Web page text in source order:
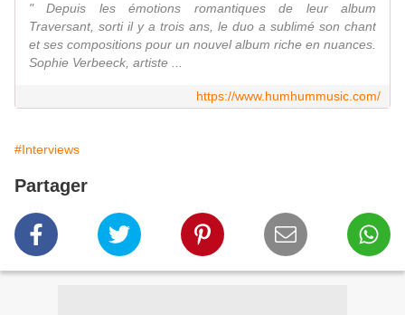
" Depuis les émotions romantiques de leur album
Traversant, sorti il y a trois ans, le duo a sublimé son chant
et ses compositions pour un nouvel album riche en nuances.
Sophie Verbeeck, artiste ...
https://www.humhummusic.com/
#Interviews
Partager